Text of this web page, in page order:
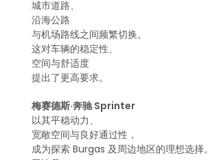
城市道路、
沿海公路
与机场路线之间频繁切换。
这对车辆的稳定性、
空间与舒适度
提出了更高要求。
梅赛德斯·奔驰 Sprinter
以其平稳动力、
宽敞空间与良好通过性，
成为探索 Burgas 及周边地区的理想选择。